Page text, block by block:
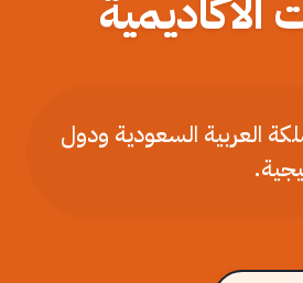
العربية السعودية ودول